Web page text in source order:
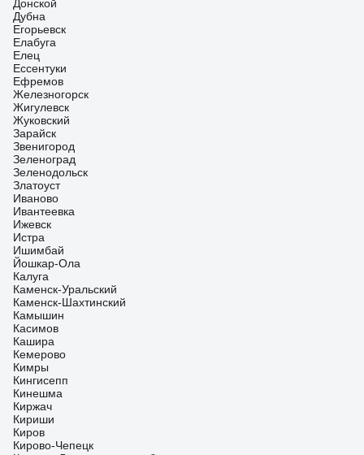
Донской
Дубна
Егорьевск
Елабуга
Елец
Ессентуки
Ефремов
Железногорск
Жигулевск
Жуковский
Зарайск
Звенигород
Зеленоград
Зеленодольск
Златоуст
Иваново
Ивантеевка
Ижевск
Истра
Ишимбай
Йошкар-Ола
Калуга
Каменск-Уральский
Каменск-Шахтинский
Камышин
Касимов
Кашира
Кемерово
Кимры
Кингисепп
Кинешма
Киржач
Кириши
Киров
Кирово-Чепецк